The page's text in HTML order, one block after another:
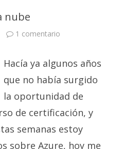
nube
1 comentario
nube
Hacía ya algunos años
que no había surgido
la oportunidad de
de certificación, y
semanas estoy
sobre Azure, hoy me